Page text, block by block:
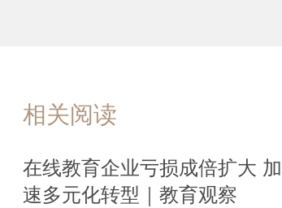
相关阅读
在线教育企业亏损成倍扩大 加
速多元化转型｜教育观察